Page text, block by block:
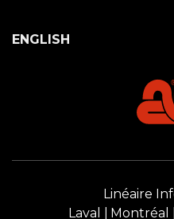
ENGLISH
Linéaire
Laval
Montréal